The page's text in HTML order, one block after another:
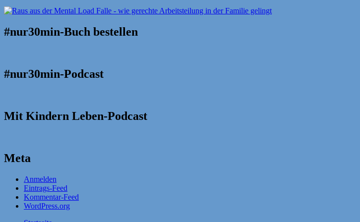
#nur30min-Buch bestellen
#nur30min-Podcast
Mit Kindern Leben-Podcast
Meta
Anmelden
Eintrags-Feed
Kommentar-Feed
WordPress.org